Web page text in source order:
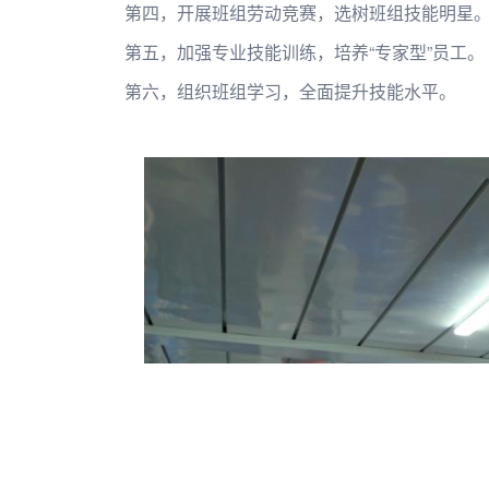
第四，开展班组劳动竞赛，选树班组技能明星
第五，加强专业技能训练，培养“专家型”员工。
第六，组织班组学习，全面提升技能水平。